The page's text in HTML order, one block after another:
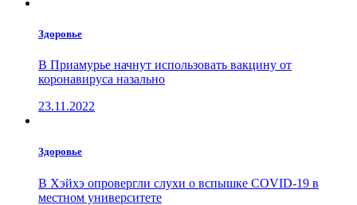
Здоровье
В Приамурье начнут использовать вакцину от
коронавируса назально
23.11.2022
Здоровье
В Хэйхэ опровергли слухи о вспышке COVID-19 в
местном университете